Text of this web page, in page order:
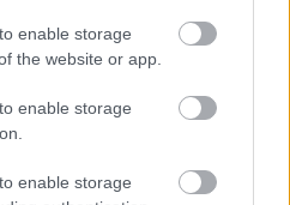
enable storage
the website or app.
enable storage
enable storage
ÉS MÉG EGY SOR
EZEN A HÉTVÉGÉN
de lesz Pogány Induló és